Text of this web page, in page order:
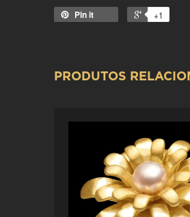
Pin it
+1
PRODUTOS